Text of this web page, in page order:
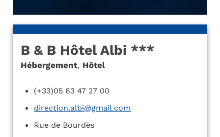
B & B Hôtel Albi ***
Hébergement, Hôtel
(+33)05 63 47 27 00
direction.albi@gmail.com
Rue de Bourdès